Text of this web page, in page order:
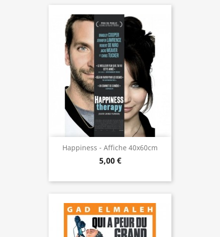
Happiness - Affiche 40x60cm
5,00 €